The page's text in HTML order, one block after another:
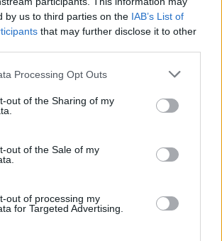
by us to third parties on the IAB’s List of
that may further disclose it to other
Processing Opt Outs
out of the Sharing of my
out of the Sale of my
out of processing my
for Targeted Advertising.
raggiungendo obiettivi ambiziosi e
accogliendo sfide sempre
ai primi passi di PR:E, un gruppo
realtà europee nel mondo
Insieme potremo costruire una
internazionali per i nostri
nuovi che vorranno confrontarsi con
globale e, allo stesso tempo, dare
global pronti ad atterrare sul suolo
di gruppo che, siamo sicuri, sarà
soddisfazioni: è l’inizio di una nuova
della comunicazione!”.